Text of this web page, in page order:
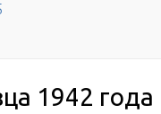
1942 года